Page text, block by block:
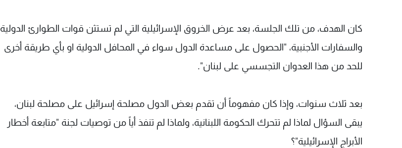
كان الهدف، من تلك الجلسة، بعد عرض الخروق الإسرائيلية التي لم تستثن قوات الطوارئ الدولية
والسفارات الأجنبية، "الحصول على مساعدة الدول سواء في المحافل الدولية او بأي طريقة أخرى
للحد من هذا العدوان التجسسي على لبنان".
بعد ثلاث سنوات، وإذا كان مفهوماً أن تقدم بعض الدول مصلحة إسرائيل على مصلحة لبنان،
يبقى السؤال لماذا لم تتحرك الحكومة اللبنانية، ولماذا لم تنفذ أياً من توصيات لجنة "متابعة أخطار
الأبراج الإسرائيلية"؟